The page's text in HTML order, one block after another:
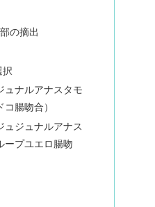
の摘出
択
ュナルアナスタモ
腸吻合）
ュジュナルアナス
ープユエロ腸吻